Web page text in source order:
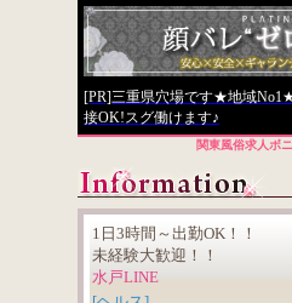
[PR]三重県穴場です★地域
接OK!スグ働けます♪
関東風俗求人ボ
1日3時間～出勤OK！！
未経験大歓迎！！
水戸LINE